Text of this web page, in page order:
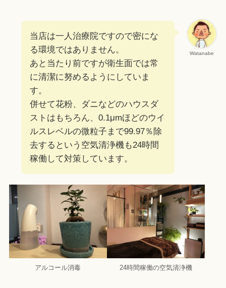
Watanabe
当店は一人治療院ですので密にな
る環境ではありません。
あと当たり前ですが衛生面では常
に清潔に努めるようにしていま
す。
併せて花粉、ダニなどのハウスダ
ストはもちろん、0.1μmほどのウイ
ルスレベルの微粒子まで99.97％除
去するという空気清浄機も24時間
稼働して対策しています。
アルコール消毒 24時間稼働の空気清浄機